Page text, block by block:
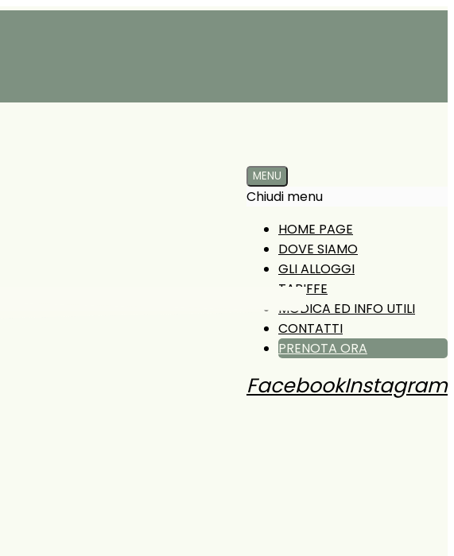
MENU
Chiudi menu
HOME PAGE
DOVE SIAMO
GLI ALLOGGI
TARIFFE
MODICA ED INFO UTILI
CONTATTI
PRENOTA ORA
FacebookInstagram